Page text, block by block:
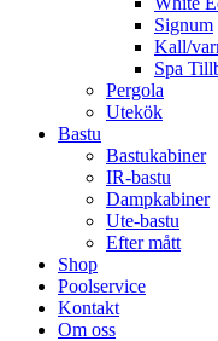
Signum
Kall/
Spa
Pergola
Utekök
Bastu
Bastukabiner
IR-bastu
Dampkabiner
Ute-bastu
Efter mått
Shop
Poolservice
Kontakt
Om oss